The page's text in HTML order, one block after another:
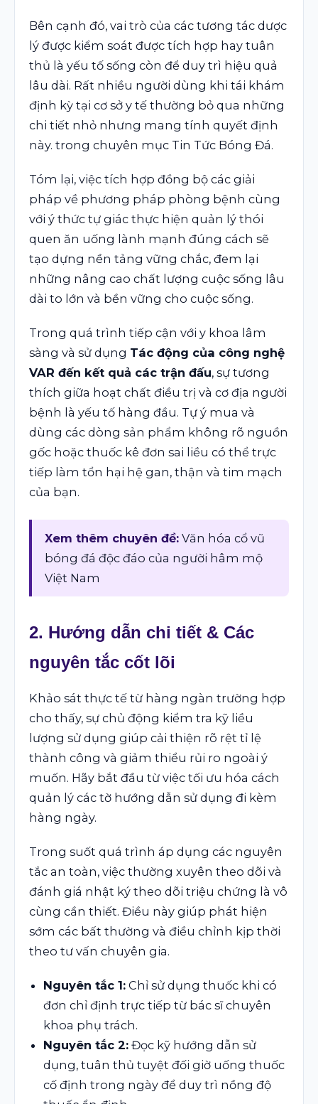
Bên cạnh đó, vai trò của các tương tác dược
lý được kiểm soát được tích hợp hay tuân
thủ là yếu tố sống còn để duy trì hiệu quả
lâu dài. Rất nhiều người dùng khi tái khám
định kỳ tại cơ sở y tế thường bỏ qua những
chi tiết nhỏ nhưng mang tính quyết định
này. trong chuyên mục Tin Tức Bóng Đá.
Tóm lại, việc tích hợp đồng bộ các giải
pháp về phương pháp phòng bệnh cùng
với ý thức tự giác thực hiện quản lý thói
quen ăn uống lành mạnh đúng cách sẽ
tạo dựng nền tảng vững chắc, đem lại
những nâng cao chất lượng cuộc sống lâu
dài to lớn và bền vững cho cuộc sống.
Trong quá trình tiếp cận với y khoa lâm
sàng và sử dụng Tác động của công nghệ
VAR đến kết quả các trận đấu, sự tương
thích giữa hoạt chất điều trị và cơ địa người
bệnh là yếu tố hàng đầu. Tự ý mua và
dùng các dòng sản phẩm không rõ nguồn
gốc hoặc thuốc kê đơn sai liều có thể trực
tiếp làm tổn hại hệ gan, thận và tim mạch
của bạn.
Xem thêm chuyên đề: Văn hóa cổ vũ
bóng đá độc đáo của người hâm mộ
Việt Nam
2. Hướng dẫn chi tiết & Các
nguyên tắc cốt lõi
Khảo sát thực tế từ hàng ngàn trường hợp
cho thấy, sự chủ động kiểm tra kỹ liều
lượng sử dụng giúp cải thiện rõ rệt tỉ lệ
thành công và giảm thiểu rủi ro ngoài ý
muốn. Hãy bắt đầu từ việc tối ưu hóa cách
quản lý các tờ hướng dẫn sử dụng đi kèm
hàng ngày.
Trong suốt quá trình áp dụng các nguyên
tắc an toàn, việc thường xuyên theo dõi và
đánh giá nhật ký theo dõi triệu chứng là vô
cùng cần thiết. Điều này giúp phát hiện
sớm các bất thường và điều chỉnh kịp thời
theo tư vấn chuyên gia.
Nguyên tắc 1: Chỉ sử dụng thuốc khi có
đơn chỉ định trực tiếp từ bác sĩ chuyên
khoa phụ trách.
Nguyên tắc 2: Đọc kỹ hướng dẫn sử
dụng, tuân thủ tuyệt đối giờ uống thuốc
cố định trong ngày để duy trì nồng độ